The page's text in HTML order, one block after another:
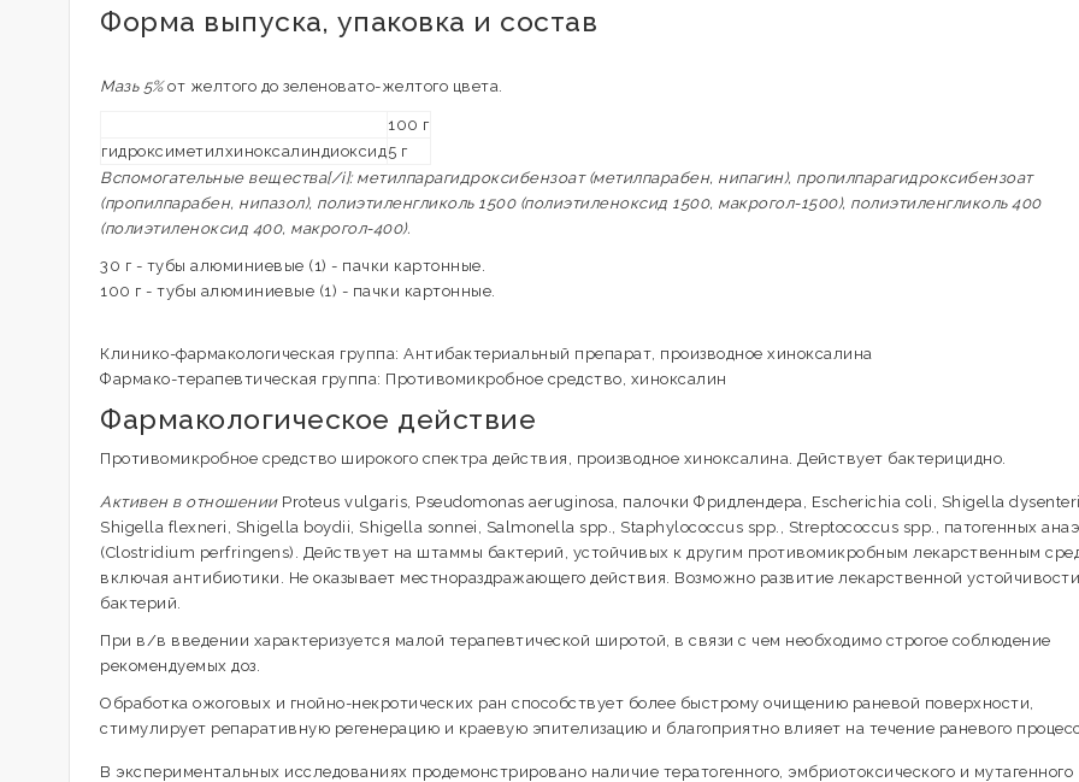
Форма выпуска, упаковка и состав
Мазь 5%от желтого до зеленовато-желтого цвета.
100 г
гидроксиметилхиноксалиндиоксид5 г
Вспомогательные вещества[/i]: метилпарагидроксибензоат (метилпарабен, нипагин), пропилпарагидроксибензоат
(пропилпарабен, нипазол), полиэтиленгликоль 1500 (полиэтиленоксид 1500, макрогол-1500), полиэтиленгликоль 400
(полиэтиленоксид 400, макрогол-400).
30 г - тубы алюминиевые (1) - пачки картонные.
100 г - тубы алюминиевые (1) - пачки картонные.
Клинико-фармакологическая группа: Антибактериальный препарат, производное хиноксалина
Фармако-терапевтическая группа: Противомикробное средство, хиноксалин
Фармакологическое действие
Противомикробное средство широкого спектра действия, производное хиноксалина. Действует бактерицидно.
Активен в отношении Proteus vulgaris, Pseudomonas aeruginosa, палочки Фридлендера, Escherichia coli, Shigella
Shigella flexneri, Shigella boydii, Shigella sonnei, Salmonella spp., Staphylococcus spp., Streptococcus spp., патогенных
(Clostridium perfringens). Действует на штаммы бактерий, устойчивых к другим противомикробным лекарственным
включая антибиотики. Не оказывает местнораздражающего действия. Возможно развитие лекарственной устойчивости
бактерий.
При в/в введении характеризуется малой терапевтической широтой, в связи с чем необходимо строгое соблюдение
рекомендуемых доз.
Обработка ожоговых и гнойно-некротических ран способствует более быстрому очищению раневой поверхности,
стимулирует репаративную регенерацию и краевую эпителизацию и благоприятно влияет на течение раневого
В экспериментальных исследованиях продемонстрировано наличие тератогенного, эмбриотоксического и мутагенного